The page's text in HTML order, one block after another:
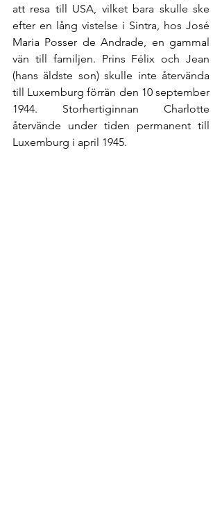
att resa till USA, vilket bara skulle ske
efter en lång vistelse i Sintra, hos José
Maria Posser de Andrade, en gammal
vän till familjen. Prins Félix och Jean
(hans äldste son) skulle inte återvända
till Luxemburg förrän den 10 september
1944. Storhertiginnan Charlotte
återvände under tiden permanent till
Luxemburg i april 1945.